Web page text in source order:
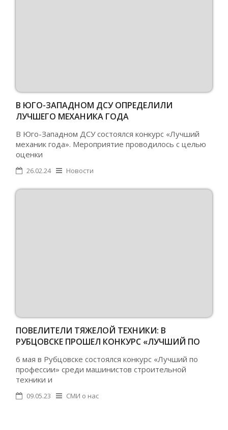
В ЮГО-ЗАПАДНОМ ДСУ ОПРЕДЕЛИЛИ
ЛУЧШЕГО МЕХАНИКА ГОДА
В Юго-Западном ДСУ состоялся конкурс «Лучший
механик года». Мероприятие проводилось с целью
оценки
26.02.24 Новости
ПОВЕЛИТЕЛИ ТЯЖЕЛОЙ ТЕХНИКИ: В
РУБЦОВСКЕ ПРОШЕЛ КОНКУРС «ЛУЧШИЙ ПО
6 мая в Рубцовске состоялся конкурс «Лучший по
профессии» среди машинистов строительной
техники и
09.05.23 СМИ о нас